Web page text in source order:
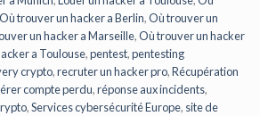
Où trouver un hacker a Berlin,Où trouver un
un hacker a Marseille,Où trouver un hacker
a Toulouse,pentest,pentesting
crypto,recruter un hacker pro,Récupération
compte perdu,réponse aux incidents,
,Services cybersécurité Europe, site de